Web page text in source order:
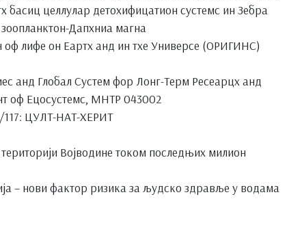
басиц целлулар детоxифицатион сyстемс ин Зебра
Дапхниа магна
оф лифе он Еартх анд ин тхе Универсе (ОРИГИНС)
анд Глобал Сyстем фор Лонг-Терм Ресеарцх анд
оф Ецосyстемс, МНТР 043002
ЦУЛТ-НАТ-ХЕРИТ
Војводине током последњих милион
– нови фактор ризика за људско здравље у водама